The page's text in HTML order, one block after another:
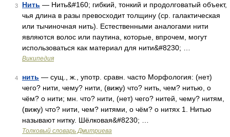
3 Нить — Нить&#160; гибкий, тонкий и продолговатый объект,
чья длина в разы превосходит толщину (ср. галактическая
или тычиночная нить). Естественными аналогами нити
являются волос или паутина, которые, впрочем, могут
использоваться как материал для нити&#8230; …
Википедия
4 нить — сущ., ж., употр. сравн. часто Морфология: (нет)
чего? нити, чему? нити, (вижу) что? нить, чем? нитью, о
чём? о нити; мн. что? нити, (нет) чего? нитей, чему? нитям,
(вижу) что? нити, чем? нитями, о чём? о нитях 1. Нитью
называют нитку. Шёлковая&#8230; …
Толковый словарь Дмитриева